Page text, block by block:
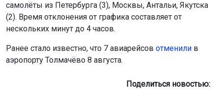
самолёты из Петербурга (3), Москвы, Антальи, Якутска
(2). Время отклонения от графика составляет от
нескольких минут до 4 часов.
Ранее стало известно, что 7 авиарейсов отменили в
аэропорту Толмачёво 8 августа.
Поделиться новостью: